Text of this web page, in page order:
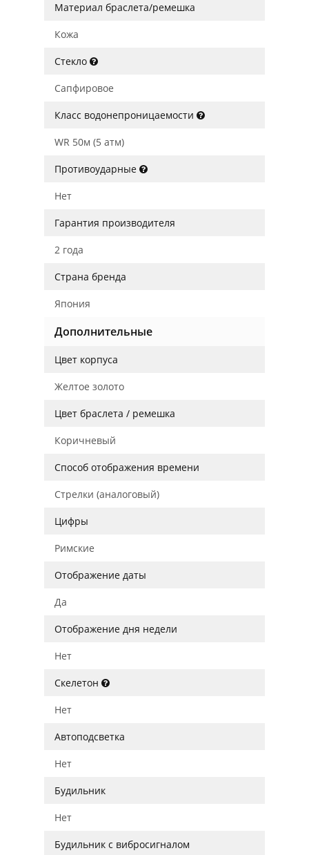
Материал браслета/ремешка
Кожа
Стекло
Сапфировое
Класс водонепроницаемости
WR 50м (5 атм)
Противоударные
Нет
Гарантия производителя
2 года
Страна бренда
Япония
Дополнительные
Цвет корпуса
Желтое золото
Цвет браслета / ремешка
Коричневый
Способ отображения времени
Стрелки (аналоговый)
Цифры
Римские
Отображение даты
Да
Отображение дня недели
Нет
Скелетон
Нет
Автоподсветка
Нет
Будильник
Нет
Будильник с вибросигналом